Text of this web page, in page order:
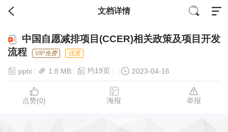
文档详情
中国自愿减排项目(CCER)相关政策及项目开发
流程
VIP免费 优质
pptx 1.8 MB 约19页 2023-04-16
点赞(0) 海报 举报